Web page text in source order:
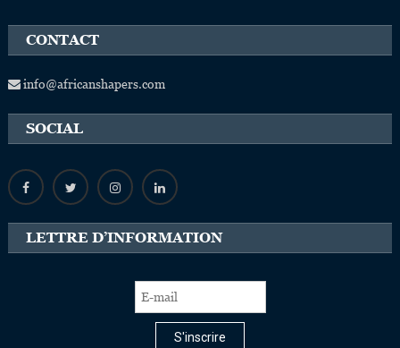
CONTACT
info@africanshapers.com
SOCIAL
LETTRE D’INFORMATION
S'inscrire